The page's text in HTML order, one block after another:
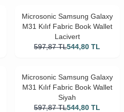
Microsonic Samsung Galaxy
M31 Kılıf Fabric Book Wallet
Lacivert
597,87 TL544,80 TL
Microsonic Samsung Galaxy
M31 Kılıf Fabric Book Wallet
Siyah
597,87 TL544,80 TL